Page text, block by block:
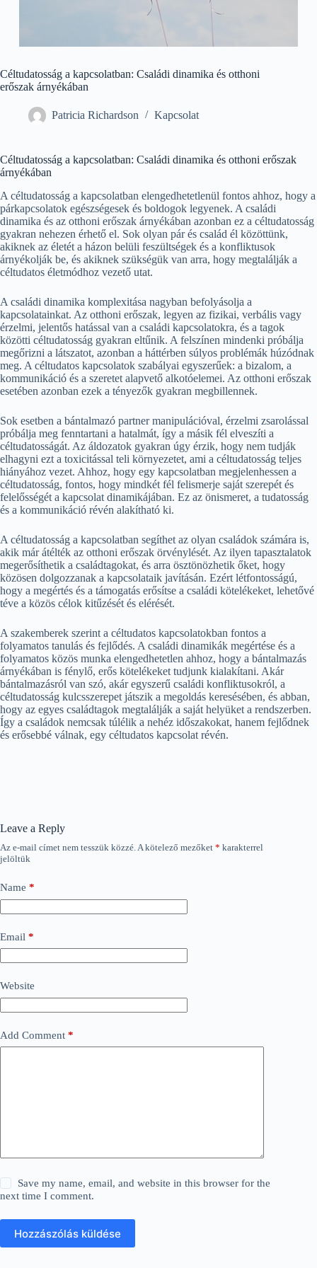
Céltudatosság a kapcsolatban: Családi dinamika és otthoni
erőszak árnyékában
Patricia Richardson Kapcsolat
Céltudatosság a kapcsolatban: Családi dinamika és otthoni erőszak
árnyékában
A céltudatosság a kapcsolatban elengedhetetlenül fontos ahhoz, hogy a
párkapcsolatok egészségesek és boldogok legyenek. A családi
dinamika és az otthoni erőszak árnyékában azonban ez a céltudatosság
gyakran nehezen érhető el. Sok olyan pár és család él közöttünk,
akiknek az életét a házon belüli feszültségek és a konfliktusok
árnyékolják be, és akiknek szükségük van arra, hogy megtalálják a
céltudatos életmódhoz vezető utat.
A családi dinamika komplexitása nagyban befolyásolja a
kapcsolatainkat. Az otthoni erőszak, legyen az fizikai, verbális vagy
érzelmi, jelentős hatással van a családi kapcsolatokra, és a tagok
közötti céltudatosság gyakran eltűnik. A felszínen mindenki próbálja
megőrizni a látszatot, azonban a háttérben súlyos problémák húzódnak
meg. A céltudatos kapcsolatok szabályai egyszerűek: a bizalom, a
kommunikáció és a szeretet alapvető alkotóelemei. Az otthoni erőszak
esetében azonban ezek a tényezők gyakran megbillennek.
Sok esetben a bántalmazó partner manipulációval, érzelmi zsarolással
próbálja meg fenntartani a hatalmát, így a másik fél elveszíti a
céltudatosságát. Az áldozatok gyakran úgy érzik, hogy nem tudják
elhagyni ezt a toxicitással teli környezetet, ami a céltudatosság teljes
hiányához vezet. Ahhoz, hogy egy kapcsolatban megjelenhessen a
céltudatosság, fontos, hogy mindkét fél felismerje saját szerepét és
felelősségét a kapcsolat dinamikájában. Ez az önismeret, a tudatosság
és a kommunikáció révén alakítható ki.
A céltudatosság a kapcsolatban segíthet az olyan családok számára is,
akik már átélték az otthoni erőszak örvénylését. Az ilyen tapasztalatok
megerősíthetik a családtagokat, és arra ösztönözhetik őket, hogy
közösen dolgozzanak a kapcsolataik javításán. Ezért létfontosságú,
hogy a megértés és a támogatás erősítse a családi kötelékeket, lehetővé
téve a közös célok kitűzését és elérését.
A szakemberek szerint a céltudatos kapcsolatokban fontos a
folyamatos tanulás és fejlődés. A családi dinamikák megértése és a
folyamatos közös munka elengedhetetlen ahhoz, hogy a bántalmazás
árnyékában is fénylő, erős kötelékeket tudjunk kialakítani. Akár
bántalmazásról van szó, akár egyszerű családi konfliktusokról, a
céltudatosság kulcsszerepet játszik a megoldás keresésében, és abban,
hogy az egyes családtagok megtalálják a saját helyüket a rendszerben.
Így a családok nemcsak túlélik a nehéz időszakokat, hanem fejlődnek
és erősebbé válnak, egy céltudatos kapcsolat révén.
Leave a Reply
Az e-mail címet nem tesszük közzé.A kötelező mezőket * karakterrel
jelöltük
Name *
Email *
Website
Add Comment *
Save my name, email, and website in this browser for the
next time I comment.
Hozzászólás küldése